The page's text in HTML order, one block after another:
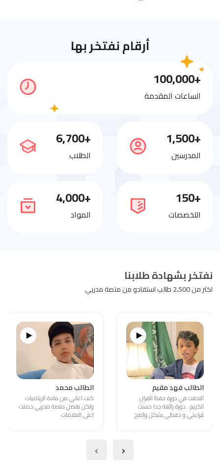
أرقام نفتخر بها
+100,000
الساعات المقدمة
+1,500
المدرسين
+6,700
الطلاب
+150
التخصصات
+4,000
المواد
نفتخر بشهادة طلابنا
اكثر من 2،500 طالب استفادو من منصة مدربي
الطالب فهد مقيم
التحقت في دورة حفظ القران
الكريم . دورة رائعة جدا حسنت
قراءتي و حفظي بشكل واضح
الطالب محمد
كنت اعاني من مادة الرياضيات
ولكن بفضل منصة مدربي حصلت
اعلى العلامات
‹
›